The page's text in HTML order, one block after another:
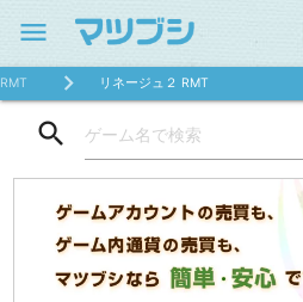
menu
RMT リネージュ２ RMT
search